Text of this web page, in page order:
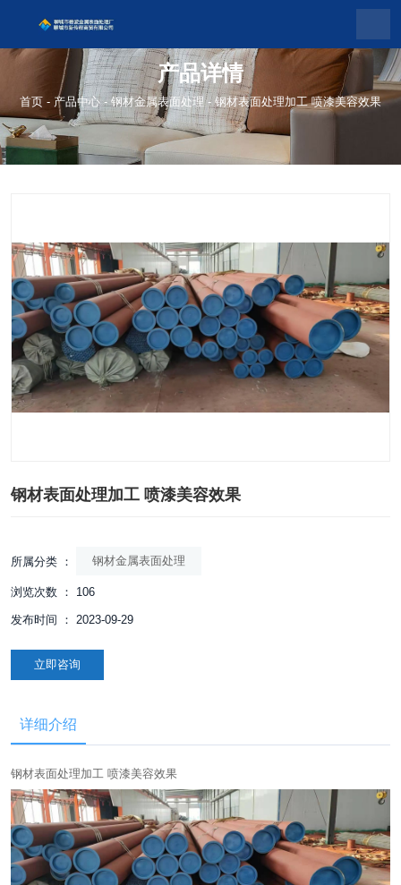
产品详情
首页 - 产品中心 -钢材金属表面处理 - 钢材表面处理加工 喷漆美容效果
钢材表面处理加工 喷漆美容效果
所属分类 ： 钢材金属表面处理
浏览次数 ： 106
发布时间 ： 2023-09-29
立即咨询
详细介绍
钢材表面处理加工 喷漆美容效果